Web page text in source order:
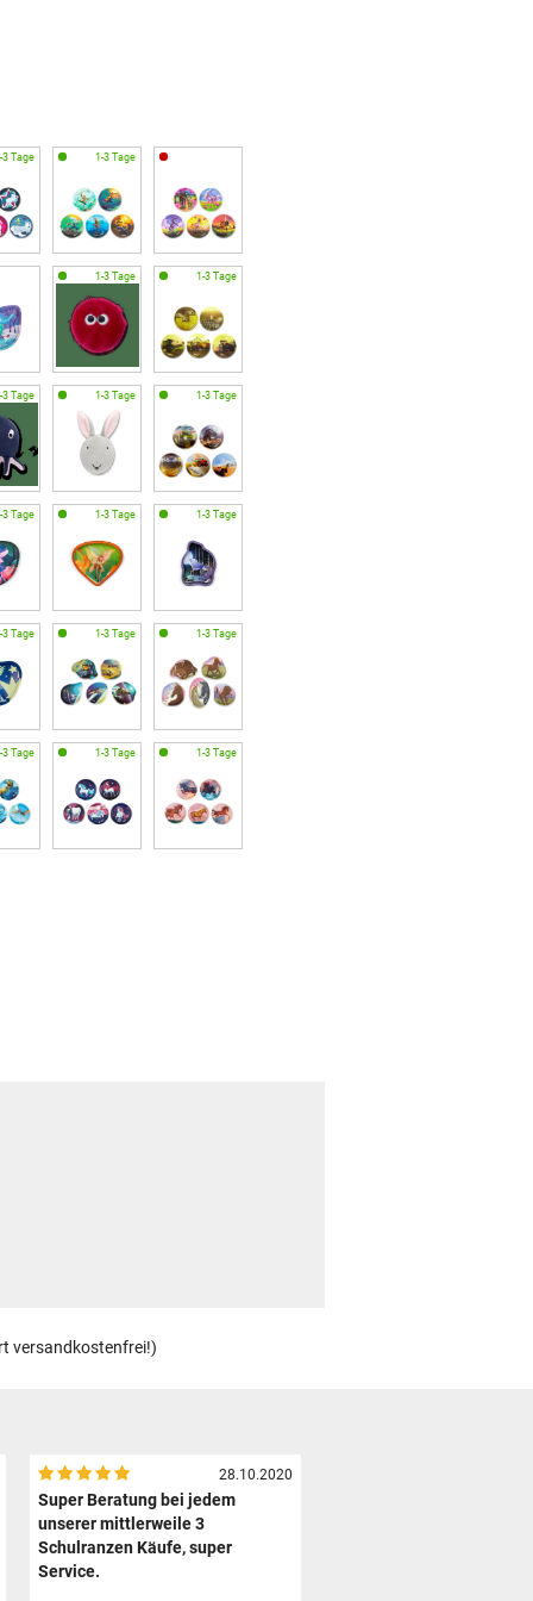
versandkostenfrei!)
28.10.2020
Super Beratung bei jedem
unserer mittlerweile 3
Schulranzen Käufe, super
Service.